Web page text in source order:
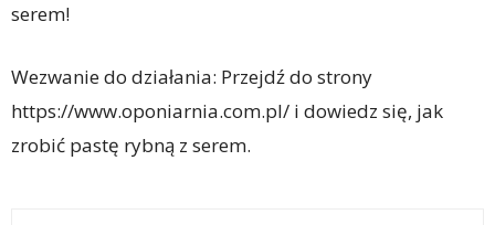
serem!
Wezwanie do działania: Przejdź do strony
https://www.oponiarnia.com.pl/ i dowiedz się, jak
zrobić pastę rybną z serem.